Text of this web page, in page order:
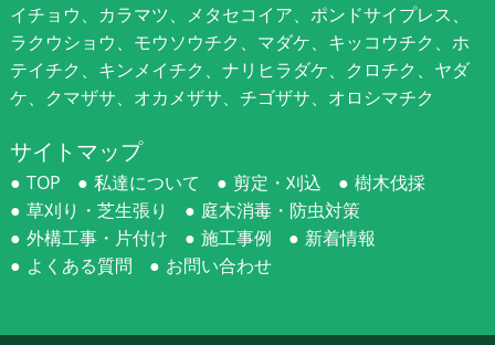
イチョウ、カラマツ、メタセコイア、ポンドサイプレス、
ラクウショウ、モウソウチク、マダケ、キッコウチク、ホ
テイチク、キンメイチク、ナリヒラダケ、クロチク、ヤダ
ケ、クマザサ、オカメザサ、チゴザサ、オロシマチク
サイトマップ
TOP 私達について 剪定・刈込
樹木伐採
草刈り・芝生張り
庭木消毒・防虫対策
外構工事・片付け
施工事例
新着情報
よくある質問
お問い合わせ